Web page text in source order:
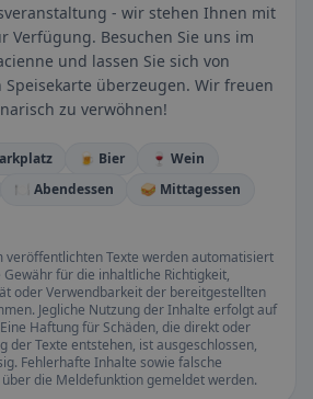
- wir stehen Ihnen mit
Verfügung. Besuchen Sie uns im
und lassen Sie sich von
überzeugen. Wir freuen
zu verwöhnen!
🍺 Bier
🍷 Wein
🍽️ Abendessen
🥪 Mittagessen
veröffentlichten Texte werden automatisiert
für die inhaltliche Richtigkeit,
oder Verwendbarkeit der bereitgestellten
Jegliche Nutzung der Inhalte erfolgt auf
Haftung für Schäden, die direkt oder
der Texte entstehen, ist ausgeschlossen,
Fehlerhafte Inhalte sowie falsche
die Meldefunktion gemeldet werden.